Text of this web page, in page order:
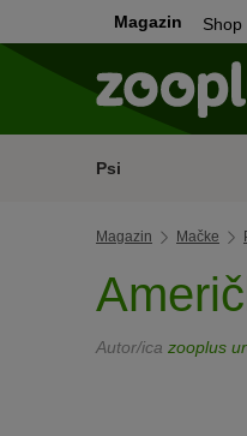
Magazin Shop
Psi
Magazin Mačke
Autor/ica zooplus